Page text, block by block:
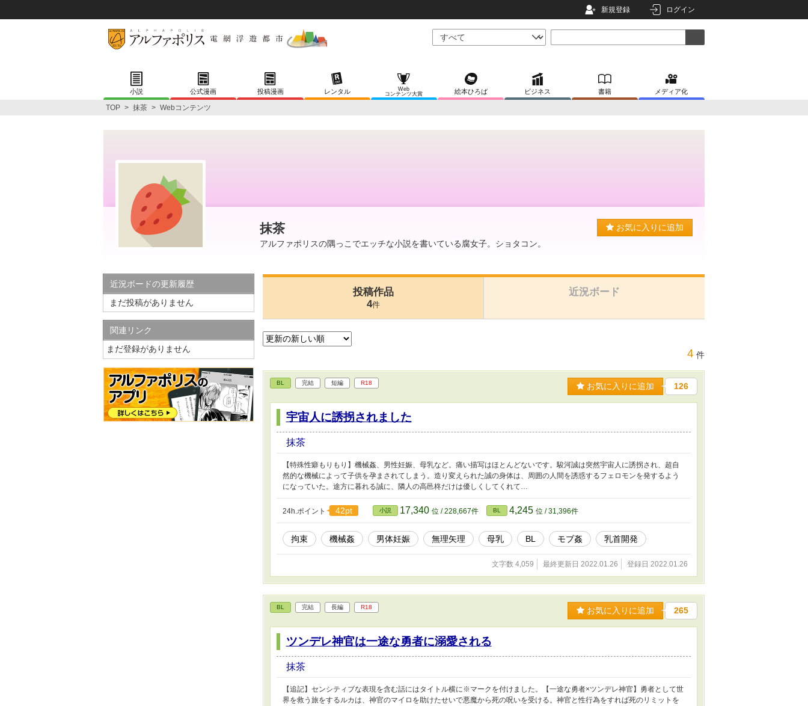
新規登録 ログイン
小説 公式漫画 投稿漫画 レンタル
Web
コンテンツ大賞
絵本ひろば ビジネス 書籍 メディア化
TOP > 抹茶 > Webコンテンツ
抹茶
アルファポリスの隅っこでエッチな小説を書いている腐女子。ショタコン。
お気に入りに追加
投稿作品
4件
近況ボード
4 件
BL 完結 短編 R18 お気に入りに追加 126
宇宙人に誘拐されました
抹茶
【特殊性癖もりもり】機械姦、男性妊娠、母乳など。痛い描写はほとんどないです。駿河誠は突然宇宙人に誘拐され、超自
然的な機械によって子供を孕まされてしまう。造り変えられた誠の身体は、周囲の人間を誘惑するフェロモンを発するよう
になっていた。途方に暮れる誠に、隣人の高邑柊だけは優しくしてくれて…
24h.ポイント 42pt 小説 17,340 位 / 228,667件 BL 4,245 位 / 31,396件
拘束 機械姦 男体妊娠 無理矢理 母乳 BL モブ姦 乳首開発
文字数 4,059 最終更新日 2022.01.26 登録日 2022.01.26
BL 完結 長編 R18 お気に入りに追加 265
ツンデレ神官は一途な勇者に溺愛される
抹茶
【追記】センシティブな表現を含む話にはタイトル横に※マークを付けました。【一途な勇者×ツンデレ神官】勇者として世
界を救う旅をするルカは、神官のマイロを助けたせいで悪魔から死の呪いを受ける。神官と性行為をすれば死のリミットを
近況ボードの更新履歴
まだ投稿がありません
関連リンク
まだ登録がありません